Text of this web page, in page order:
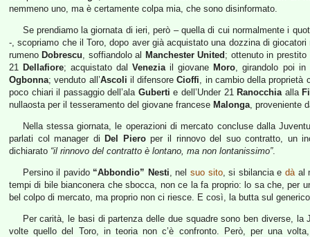
nemmeno uno, ma è certamente colpa mia, che sono disinformato.
Se prendiamo la giornata di ieri, però – quella di cui normalmente i
-, scopriamo che il Toro, dopo aver già acquistato una dozzina di
rumeno Dobrescu, soffiandolo al Manchester United ; ottenuto in
21 Dellafiore; acquistato dalVeneziail giovane Moro, girandolo poi
Ogbonna; venduto all’Ascoli il difensoreCioffi, in cambio della proprietà
poco chiari il passaggio dell’ala Guberti e dell’Under 21 Ranocchiaalla
nullaosta per il tesseramento del giovane francese Malonga, proveniente
Nella stessa giornata, le operazioni di mercato concluse dalla
parlati col manager di Del Pieroper il rinnovo del suo contratto, un
dichiarato “il rinnovo del contratto è lontano, ma non lontanissimo”.
Persino il pavido “Abbondio” Nesti, nelsuo sito, si sbilancia e dàal
tempi di bile bianconera che sbocca, non ce la fa proprio: lo sa che, per
bel colpo di mercato, ma proprio non ci riesce. E così, la butta sul
Per carità, le basi di partenza delle due squadre sono ben diverse,
volte quello del Toro, in teoria non c’è confronto. Però, per una